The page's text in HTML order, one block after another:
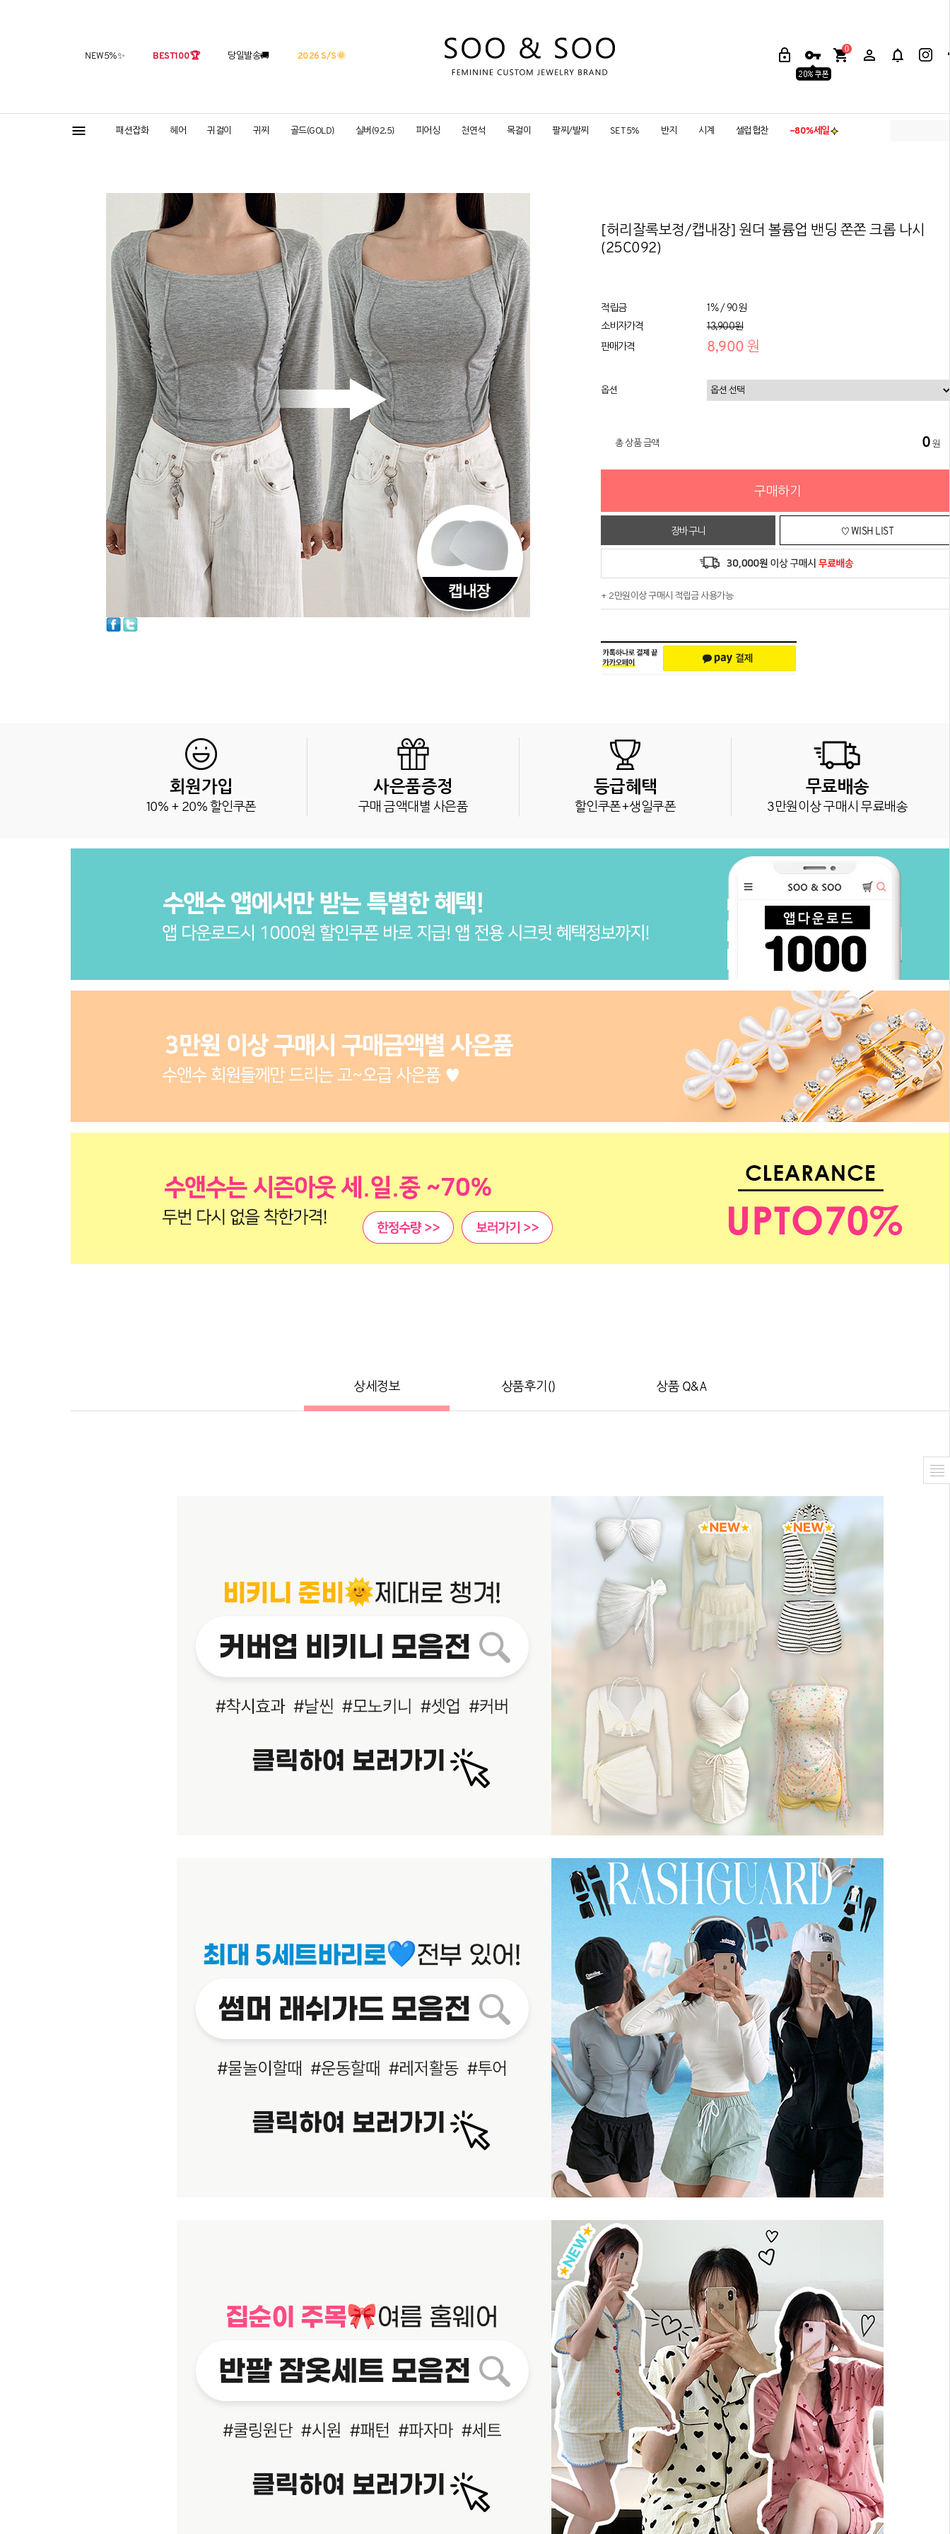
NEW5%✨ BEST100🏆 당일발송🚚 2026 S/S🌞
0
패션잡화 헤어 귀걸이 귀찌 골드(GOLD) 실버(92.5) 피어싱 천연석 목걸이 팔찌/발찌 SET 5% 반지 시계 셀럽협찬 ~80%세일
[허리잘록보정/캡내장] 원더 볼륨업 밴딩 쫀쫀 크롭 나시
(25C092)
적립금
1% / 90원
소비자가격
13,900원
판매가격
8,900 원
옵션
총 상품 금액 0 원
구매하기
장바구니 ♡ WISH LIST
+ 2만원이상 구매시 적립금 사용가능
회원가입
10% + 20% 할인쿠폰
사은품증정
구매 금액대별 사은품
등급혜택
할인쿠폰+생일쿠폰
무료배송
3만원이상 구매시 무료배송
상세정보 상품후기() 상품 Q&A